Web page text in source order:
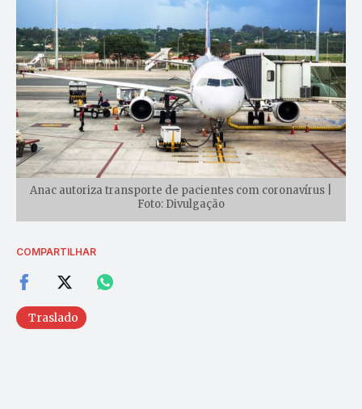
Anac autoriza transporte de pacientes com coronavírus |
Foto: Divulgação
COMPARTILHAR
Traslado